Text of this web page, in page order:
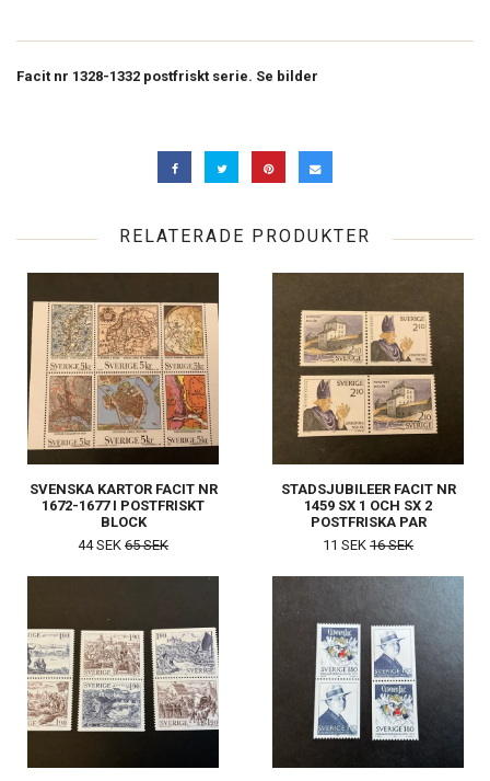
Facit nr 1328-1332 postfriskt serie. Se bilder
RELATERADE PRODUKTER
SVENSKA KARTOR FACIT NR
1672-1677 I POSTFRISKT
BLOCK
44 SEK 65 SEK
STADSJUBILEER FACIT NR
1459 SX 1 OCH SX 2
POSTFRISKA PAR
11 SEK 16 SEK